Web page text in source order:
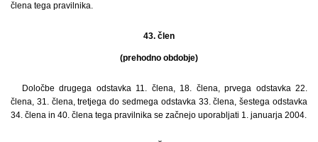
člena tega pravilnika.
43. člen
(prehodno obdobje)
Določbe drugega odstavka 11. člena, 18. člena, prvega odstavka 22.
člena, 31. člena, tretjega do sedmega odstavka 33. člena, šestega odstavka
34. člena in 40. člena tega pravilnika se začnejo uporabljati 1. januarja 2004.